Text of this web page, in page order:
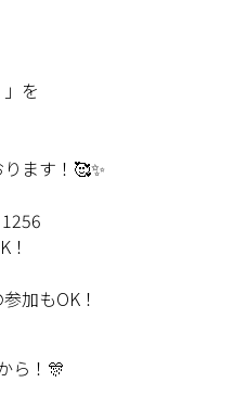
を
ます！🥰✨
加もOK！
ら！🎊